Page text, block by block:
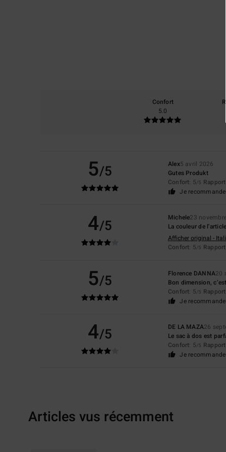
Confort
5.0
5/5 Alex5 avril 2026
Gutes Produkt
Confort: 5/5
Je
4/5 Michele23
La couleur de
Afficher original -
Confort: 5/5
5/5 Florence DANNA20
Bon dimension,
Confort: 5/5
Je
4/5 DE LA MAZA26
Le sac à dos est
Confort: 5/5
Je
Articles vus récemment